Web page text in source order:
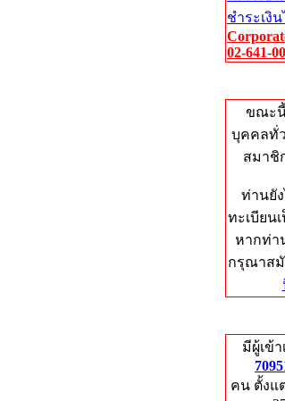
ชำระเงิ
02-641-
ขณะนี้
บุคคลทั่
สมาชิ
ท่านยั
ทะเบียน
หากท่า
กรุณาส
มีผู้เข้
คน ตั้งแ